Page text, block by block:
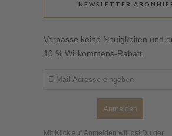
NEWSLETTER
Verpasse keine Neuigkeiten und
10 % Willkommens-Rabatt.
Anmelden
Mit Klick auf Anmelden willigst Du der